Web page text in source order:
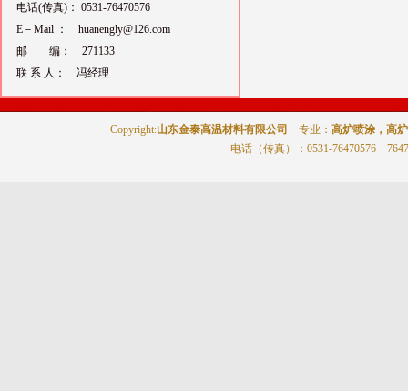
电话(传真)： 0531-76470576
E－Mail ： huanengly@126.com
邮 编： 271133
联 系 人： 冯经理
Copyright:山东金泰高温材料有限公司 专业： 高炉喷涂，高
电话（传真）
：0531-76470576